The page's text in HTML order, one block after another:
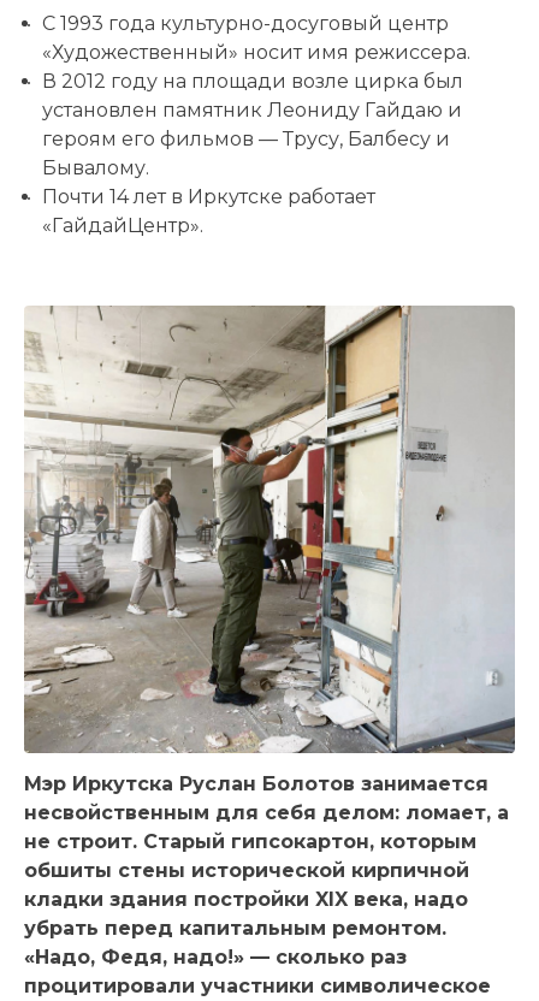
С 1993 года культурно-досуговый центр
«Художественный» носит имя режиссера.
В 2012 году на площади возле цирка был
установлен памятник Леониду Гайдаю и
героям его фильмов — Трусу, Балбесу и
Бывалому.
Почти 14 лет в Иркутске работает
«ГайдайЦентр».
Мэр Иркутска Руслан Болотов занимается
несвойственным для себя делом: ломает, а
не строит. Старый гипсокартон, которым
обшиты стены исторической кирпичной
кладки здания постройки XIX века, надо
убрать перед капитальным ремонтом.
«Надо, Федя, надо!» — сколько раз
процитировали участники символическое